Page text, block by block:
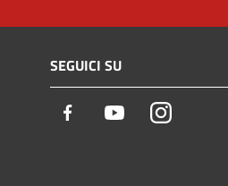
SEGUICI SU
Facebook YoutubeInstagram